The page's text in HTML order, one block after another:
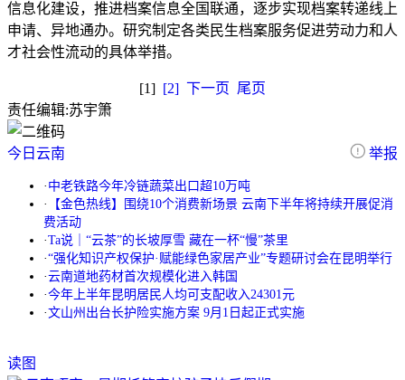
信息化建设，推进档案信息全国联通，逐步实现档案转递线上
申请、异地通办。研究制定各类民生档案服务促进劳动力和人
才社会性流动的具体举措。
[1] [2] 下一页 尾页
责任编辑:苏宇箫
今日云南 举报
· 中老铁路今年冷链蔬菜出口超10万吨
·
【金色热线】围绕10个消费新场景 云南下半年将持续开展促消
费活动
·Ta说｜“云茶”的长坡厚雪 藏在一杯“慢”茶里
·“强化知识产权保护·赋能绿色家居产业”专题研讨会在昆明举行
·云南道地药材首次规模化进入韩国
·今年上半年昆明居民人均可支配收入24301元
·文山州出台长护险实施方案 9月1日起正式实施
读图